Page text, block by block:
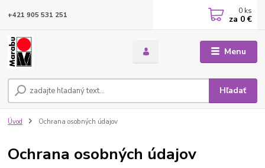
Menu
Hľadať
+421 905 531 251 0 ks
za 0 €
Úvod Ochrana osobných údajov
Ochrana osobných údajov